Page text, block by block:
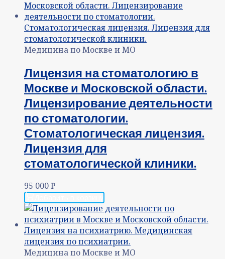
Медицина по Москве и МО
Лицензия на стоматологию в
Москве и Московской области.
Лицензирование деятельности
по стоматологии.
Стоматологическая лицензия.
Лицензия для
стоматологической клиники.
95 000₽
Медицина по Москве и МО